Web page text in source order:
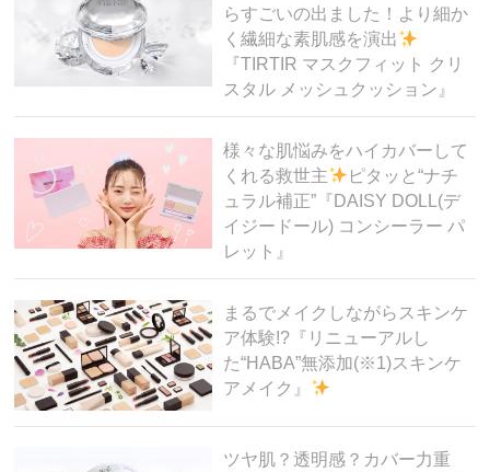
らすごいの出ました！より細か
く繊細な素肌感を演出
『TIRTIR マスクフィット クリ
スタル メッシュクッション』
様々な肌悩みをハイカバーして
くれる救世主
ピタッと“ナチ
ュラル補正”『DAISY DOLL(デ
イジードール) コンシーラー パ
レット』
まるでメイクしながらスキンケ
ア体験!?『リニューアルし
た“HABA”無添加(※1)スキンケ
アメイク』
ツヤ肌？透明感？カバー力重